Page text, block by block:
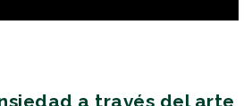
a través del arte